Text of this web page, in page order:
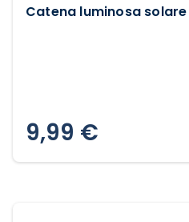
Catena luminosa solare
9,99 €